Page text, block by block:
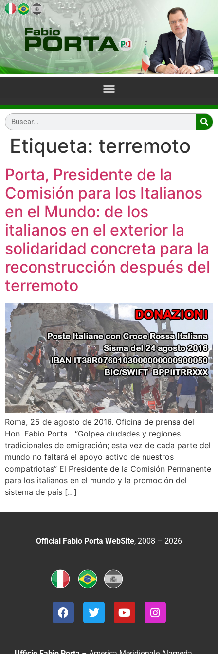
Etiqueta: terremoto
Porta, Presidente de la
Comisión para los Italianos
en el Mundo: de los
italianos en el exterior la
solidaridad concreta para la
reconstrucción después del
terremoto
Roma, 25 de agosto de 2016. Oficina de prensa del
Hon. Fabio Porta “Golpea ciudades y regiones
tradicionales de emigración; esta vez de cada parte del
mundo no faltará el apoyo activo de nuestros
compatriotas” El Presidente de la Comisión Permanente
para los italianos en el mundo y la promoción del
sistema de país […]
Official Fabio Porta WebSite, 2008 – 2026